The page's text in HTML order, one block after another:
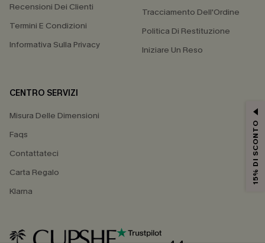
Recensioni Dei Clienti
Termini E Condizioni
Informativa Sulla Privacy
Tracciamento Dell'Ordine
Politica Di Restituzione
Iniziare Un Reso
CENTRO SERVIZI
Misura Delle Dimensioni
Faqs
Contattateci
Carta Regalo
Klarna
15% DI SCONTO